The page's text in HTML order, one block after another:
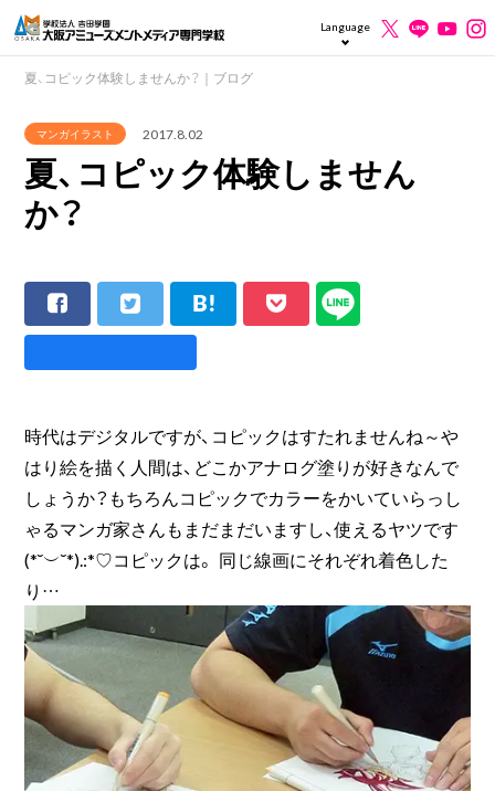
Language
夏、コピック体験しませんか？｜ブログ
マンガイラスト 2017.8.02
夏、コピック体験しません
か？
時代はデジタルですが、コピックはすたれませんね～や
はり絵を描く人間は、どこかアナログ塗りが好きなんで
しょうか？もちろんコピックでカラーをかいていらっし
ゃるマンガ家さんもまだまだいますし、使えるヤツです
(*˘︶˘*).:*♡コピックは。 同じ線画にそれぞれ着色した
り…